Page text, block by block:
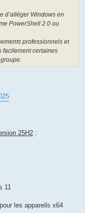
d’alléger Windows en
PowerShell 2.0 ou
professionnels et
facilement certaines
25H2 :
11
les appareils x64